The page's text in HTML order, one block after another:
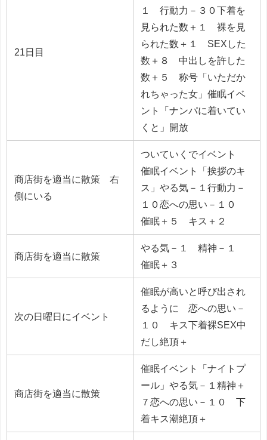
21日目
１ 行動力－３０下着を
見られた数＋１ 裸を見
られた数＋１ SEXした
数＋８ 中出しを許した
数＋５ 称号「いただか
れちゃった女」催眠イベ
ント「ナンパに着いてい
くと」開放
商店街を適当に散策 右
側にいる
ついていくでイベント
催眠イベント「挨拶のキ
ス」やる気－１行動力－
１０恋への思い－１０
催眠＋５ キス＋２
商店街を適当に散策
やる気－１ 精神－１
催眠＋３
次の日曜日にイベント
催眠が高いと呼び出され
るように 恋への思い－
１０ キス下着裸SEX中
だし絶頂＋
商店街を適当に散策
催眠イベント「ナイトプ
ール」やる気－１精神＋
７恋への思い－１０ 下
着キス潮絶頂＋